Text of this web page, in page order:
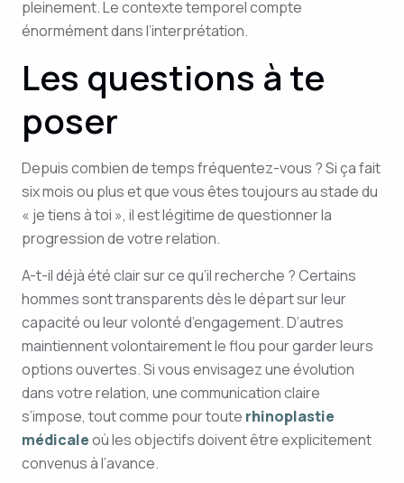
pleinement. Le contexte temporel compte
énormément dans l’interprétation.
Les questions à te
poser
Depuis combien de temps fréquentez-vous ? Si ça fait
six mois ou plus et que vous êtes toujours au stade du
« je tiens à toi », il est légitime de questionner la
progression de votre relation.
A-t-il déjà été clair sur ce qu’il recherche ? Certains
hommes sont transparents dès le départ sur leur
capacité ou leur volonté d’engagement. D’autres
maintiennent volontairement le flou pour garder leurs
options ouvertes. Si vous envisagez une évolution
dans votre relation, une communication claire
s’impose, tout comme pour toute rhinoplastie
médicaleoù les objectifs doivent être explicitement
convenus à l’avance.